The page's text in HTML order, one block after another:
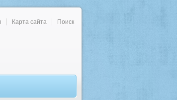
Карта сайта Поиск